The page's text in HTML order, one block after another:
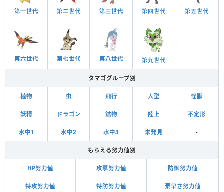
第一世代 第二世代 第三世代 第四世代 第五世代
第六世代 第七世代 第八世代 第九世代
-
タマゴグループ別
植物 虫 飛行 人型 怪獣
妖精 ドラゴン 鉱物 陸上 不定形
水中1 水中2 水中3 未発見 -
もらえる努力値別
HP努力値 攻撃努力値 防御努力値
特攻努力値 特防努力値 素早さ努力値